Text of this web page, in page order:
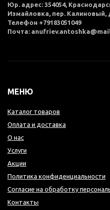
Юр. адрес: 354054,
Измайловка, пер. Калиновый,
Телефон +79183051049
Почта:
МЕНЮ
Каталог товаров
Оплата и доставка
О нас
Услуги
Акции
Политика конфиденциальности
Согласие на обработку
Контакты